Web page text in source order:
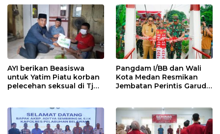
AYI berikan Beasiswa
untuk Yatim Piatu korban
pelecehan seksual di Tj
Pangdam I/BB dan Wali
Kota Medan Resmikan
Jembatan Perintis Garuda,
Maimun